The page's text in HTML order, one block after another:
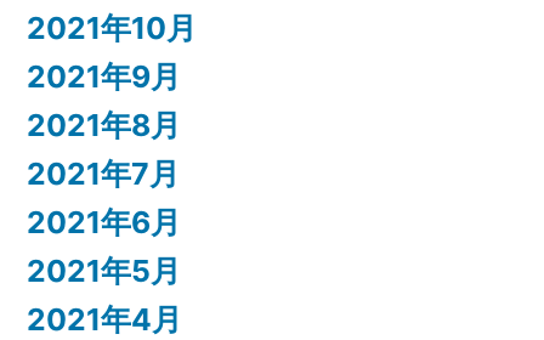
2021年10月
2021年9月
2021年8月
2021年7月
2021年6月
2021年5月
2021年4月